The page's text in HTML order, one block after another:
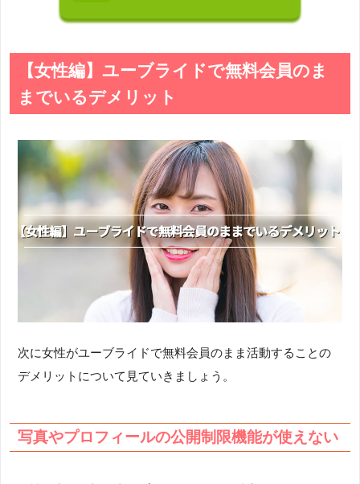
【女性編】ユーブライドで無料会員のま
までいるデメリット
次に女性がユーブライドで無料会員のまま活動することの
デメリットについて見ていきましょう。
写真やプロフィールの公開制限機能が使えない